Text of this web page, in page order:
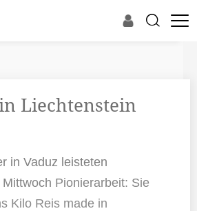
Liechtenstein
in Vaduz leisteten
Pionierarbeit: Sie
Kilo Reis made in